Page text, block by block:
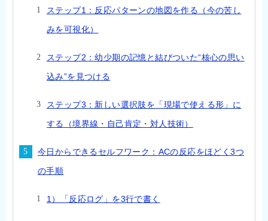
ステップ1：反応パターンの地図を作る（今の苦し
みを可視化）
ステップ2：幼少期の記憶と結びついた“核心の思い
込み”を見つける
ステップ3：新しい選択肢を「現場で使える形」に
する（境界線・自己肯定・対人技術）
今日からできるセルフワーク：ACの反応をほどく3つ
の手順
1）「反応ログ」を3行で書く